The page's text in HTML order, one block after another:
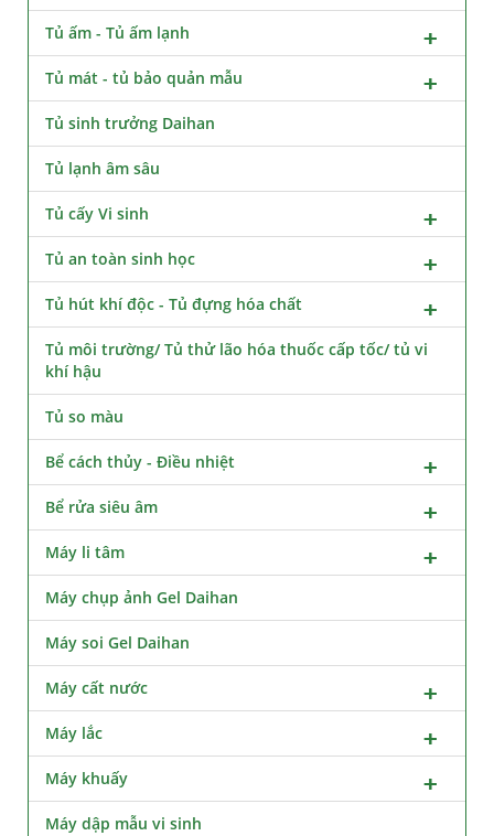
Tủ ấm - Tủ ấm lạnh
Tủ mát - tủ bảo quản mẫu
Tủ sinh trưởng Daihan
Tủ lạnh âm sâu
Tủ cấy Vi sinh
Tủ an toàn sinh học
Tủ hút khí độc - Tủ đựng hóa chất
Tủ môi trường/ Tủ thử lão hóa thuốc cấp tốc/ tủ vi
khí hậu
Tủ so màu
Bể cách thủy - Điều nhiệt
Bể rửa siêu âm
Máy li tâm
Máy chụp ảnh Gel Daihan
Máy soi Gel Daihan
Máy cất nước
Máy lắc
Máy khuấy
Máy dập mẫu vi sinh